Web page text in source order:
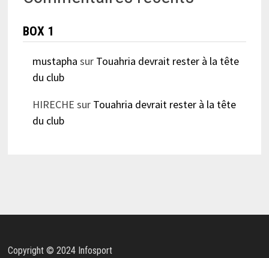
BOX 1
mustapha sur Touahria devrait rester à la tête
du club
HIRECHE sur Touahria devrait rester à la tête
du club
Copyright © 2024 Infosport